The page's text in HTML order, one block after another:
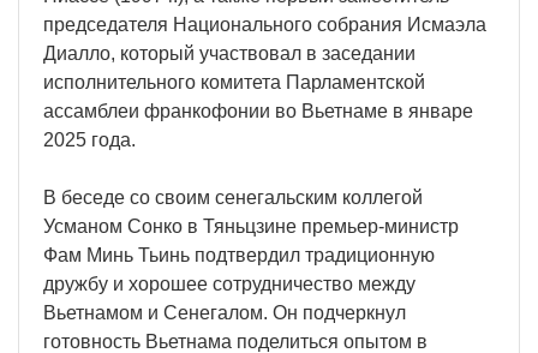
председателя Национального собрания Исмаэла
Диалло, который участвовал в заседании
исполнительного комитета Парламентской
ассамблеи франкофонии во Вьетнаме в январе
2025 года.
В беседе со своим сенегальским коллегой
Усманом Сонко в Тяньцзине премьер-министр
Фам Минь Тьинь подтвердил традиционную
дружбу и хорошее сотрудничество между
Вьетнамом и Сенегалом. Он подчеркнул
готовность Вьетнама поделиться опытом в